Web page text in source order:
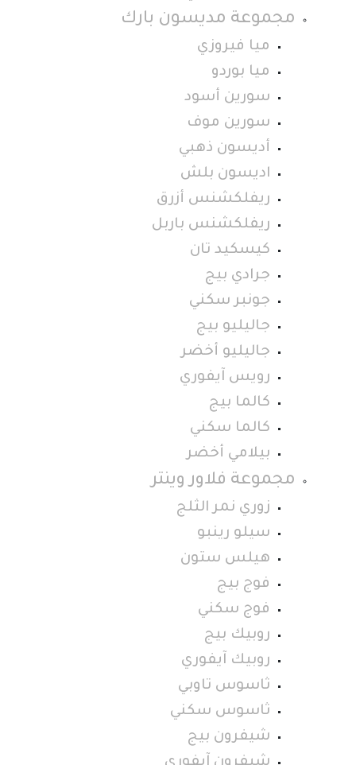
مجموعة مديسون بارك
ميا فيروزي
ميا بوردو
سورين أسود
سورين موف
أديسون ذهبي
اديسون بلش
ريفلكشنس أزرق
ريفلكشنس باربل
كيسكيد تان
جرادي بيج
جونبر سكني
جاليليو بيج
جاليليو أخضر
رويس آيفوري
كالما بيج
كالما سكني
بيلامي أخضر
مجموعة فلاور وينتر
زوري نمر الثلج
سيلو رينبو
هيلس ستون
فوج بيج
فوج سكني
روبيك بيج
روبيك آيفوري
ثاسوس تاوبي
ثاسوس سكني
شيفرون بيج